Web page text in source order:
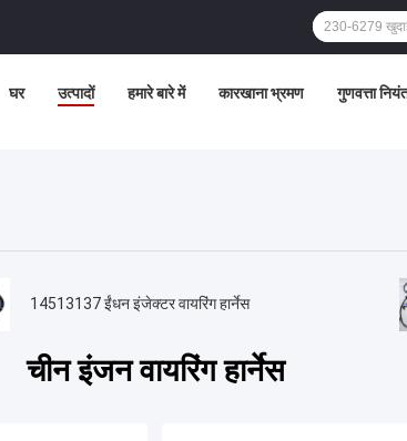
घर उत्पादों हमारे बारे में कारखाना भ्रमण गुणवत्ता
14513137 ईंधन इंजेक्टर वायरिंग हार्नेस
चीन इंजन वायरिंग हार्नेस